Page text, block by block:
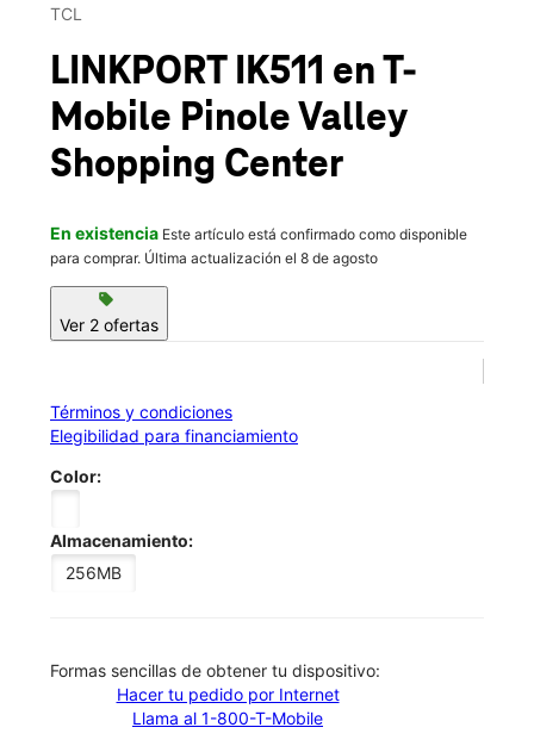
Sáb.:
2708 Pinole Valley Rd Pinole, CA 94564
TCL
LINKPORT IK511 en T-
Mobile Pinole Valley
Shopping Center
En existencia Este artículo está confirmado como disponible
para comprar. Última actualización el 8 de agosto
sell
Ver 2 ofertas
Términos y condiciones
Elegibilidad para financiamiento
Color:
Almacenamiento:
256MB
​​​​​​​Formas sencillas de obtener tu dispositivo:
Hacer tu pedido por Internet
Llama al 1-800-T-Mobile